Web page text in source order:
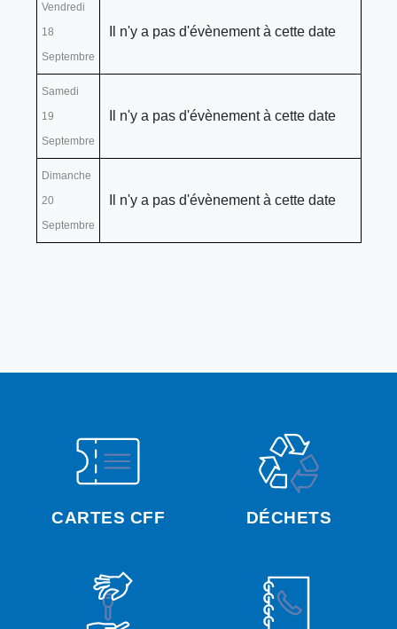
CARTES CFF DÉCHETS
Vendredi
18
Septembre
Il n'y a pas d'évènement à cette date
Samedi
19
Septembre
Il n'y a pas d'évènement à cette date
Dimanche
20
Septembre
Il n'y a pas d'évènement à cette date